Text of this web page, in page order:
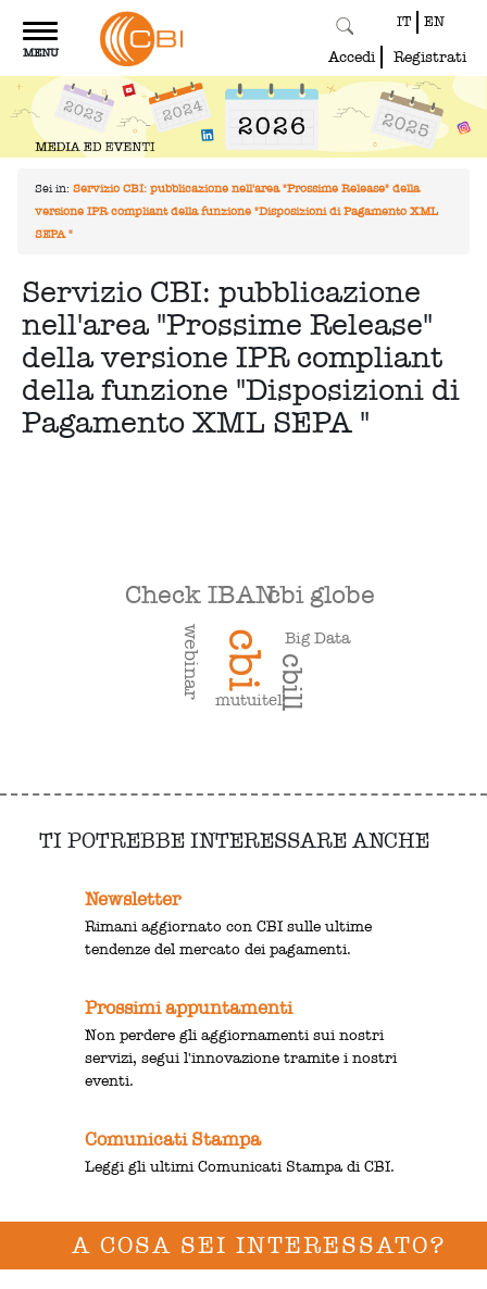
Toggle
navigation
MENU
IT EN
Accedi Registrati
Sei in: Servizio CBI: pubblicazione nell'area "Prossime Release" della
versione IPR compliant della funzione "Disposizioni di Pagamento XML
SEPA "
Servizio CBI: pubblicazione
nell'area "Prossime Release"
della versione IPR compliant
della funzione "Disposizioni di
Pagamento XML SEPA "
cbi cbill
cbi globe
Check IBAN
webinar
mutuitel
Big Data
TI POTREBBE INTERESSARE ANCHE
Newsletter
Rimani aggiornato con CBI sulle ultime
tendenze del mercato dei pagamenti.
Prossimi appuntamenti
Non perdere gli aggiornamenti sui nostri
servizi, segui l'innovazione tramite i nostri
eventi.
Comunicati Stampa
Leggi gli ultimi Comunicati Stampa di CBI.
A COSA SEI INTERESSATO?